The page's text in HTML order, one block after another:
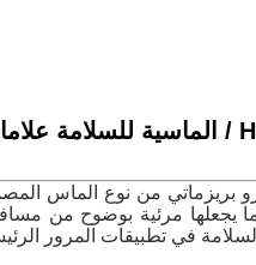
بريزماتي من نوع الماس
مرئية بوضوح من
السلامة في تطبيقات المرور